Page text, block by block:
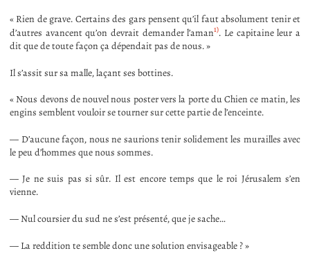
« Rien de grave. Certains des gars pensent qu’il faut absolument tenir et
d’autres avancent qu’on devrait demander l’aman1). Le capitaine leur a
dit que de toute façon ça dépendait pas de nous. »
Il s’assit sur sa malle, laçant ses bottines.
« Nous devons de nouvel nous poster vers la porte du Chien ce matin, les
engins semblent vouloir se tourner sur cette partie de l’enceinte.
— D’aucune façon, nous ne saurions tenir solidement les murailles avec
le peu d’hommes que nous sommes.
— Je ne suis pas si sûr. Il est encore temps que le roi Jérusalem s’en
vienne.
— Nul coursier du sud ne s’est présenté, que je sache…
— La reddition te semble donc une solution envisageable ? »